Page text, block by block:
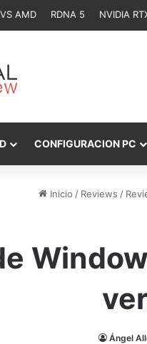
AMD RDNA 5 NVIDIA
CONFIGURACION PC
Inicio / Reviews /
Ángel